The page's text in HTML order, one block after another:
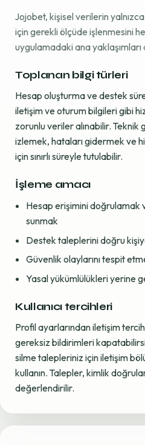
Jojobet, kişisel verilerin
için gerekli ölçüde işlenmesini
uygulamadaki ana yaklaşımları
Toplanan bilgi türleri
Hesap oluşturma ve destek
iletişim ve oturum bilgileri gibi
zorunlu veriler alınabilir. Teknik
izlemek, hataları gidermek ve
için sınırlı süreyle tutulabilir.
İşleme amacı
Hesap erişimini doğrulamak
sunmak
Destek taleplerini doğru
Güvenlik olaylarını tespit
Yasal yükümlülükleri yerine
Kullanıcı tercihleri
Profil ayarlarından iletişim
gereksiz bildirimleri
silme talepleriniz için iletişim
kullanın. Talepler, kimlik
değerlendirilir.